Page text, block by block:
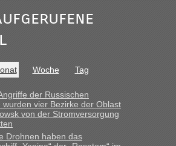
und Dokumente • Re: Seit
haben die Zollbeamten
von fast 11 Milliarden
wenn die Frau mit dabei ist.
stehen schließlich immer unter
und Dokumente • Re: Seit
Woche Tag
der Russischen
wurden vier Bezirke der Oblast
von der Stromversorgung
Drohnen haben das